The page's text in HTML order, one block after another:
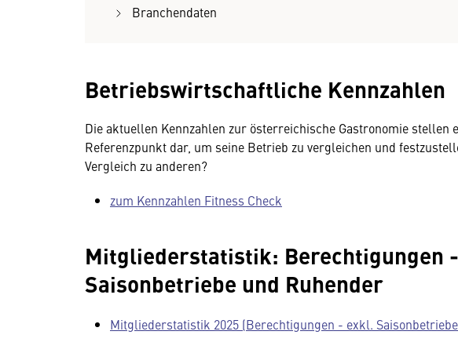
Branchendaten
Betriebswirtschaftliche Kennzahlen
Die aktuellen Kennzahlen zur österreichische Gastronomie stellen
Referenzpunkt dar, um seine Betrieb zu vergleichen und
Vergleich zu anderen?
zum Kennzahlen Fitness Check
Mitgliederstatistik: Berechtigungen
Saisonbetriebe und Ruhender
Mitgliederstatistik 2025 (Berechtigungen - exkl.